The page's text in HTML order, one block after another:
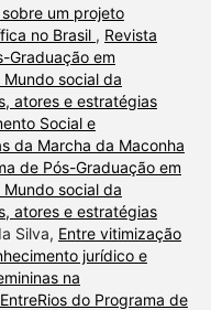
um projeto
no Brasil , Revista
Graduação em
social da
atores e estratégias
Social e
da Marcha da Maconha
de Pós-Graduação em
social da
atores e estratégias
Silva, Entre vitimização
jurídico e
na
do Programa de